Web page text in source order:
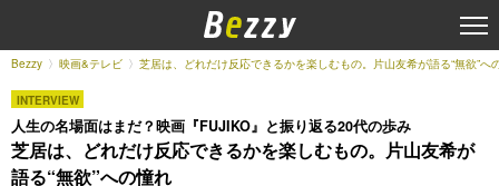
Bezzy 映画&テレビ 芝居は、どれだけ反応できるかを楽しむもの。片山友希が語る“無欲”へ
INTERVIEW
人生の名場面はまだ？映画『FUJIKO』と振り返る20代の歩み
芝居は、どれだけ反応できるかを楽しむもの。片山友希が
語る“無欲”への憧れ